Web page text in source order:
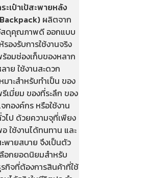
ะเป๋าเป้สะพายหลัง
ผลิตจาก
ดุคุณภาพดี ออกแบบ
รองรับการใช้งานจริง
อมช่องเก็บของหลาก
าย ใช้งานสะดวก
มาะสำหรับทำเป็น ของ
เมี่ยม ของที่ระลึก ของ
กองค์กร หรือใช้งาน
ไป ด้วยความจุที่เพียง
ใช้งานได้ทนทาน และ
พายสบาย จึงเป็นตัว
อกยอดนิยมสำหรับ
กิจที่ต้องการสินค้าที่ใช้